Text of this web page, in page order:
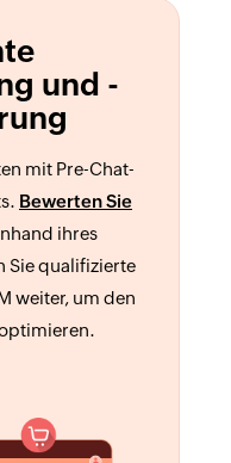
und -
mit Pre-Chat-
Bewerten Sie
ihres
Sie qualifizierte
weiter, um den